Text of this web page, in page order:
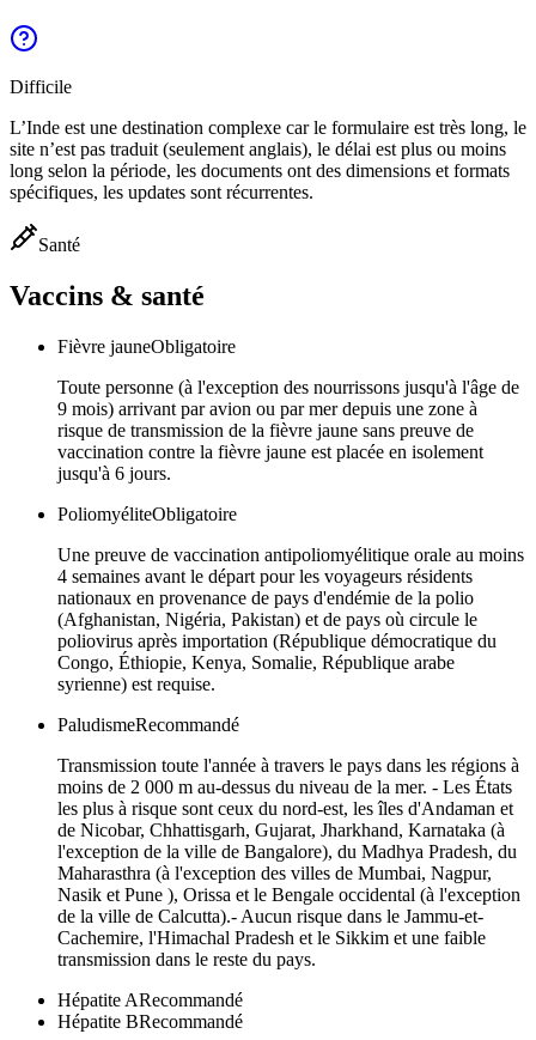
Difficile
L’Inde est une destination complexe car le formulaire est très long, le
site n’est pas traduit (seulement anglais), le délai est plus ou moins
long selon la période, les documents ont des dimensions et formats
spécifiques, les updates sont récurrentes.
Santé
Vaccins & santé
Fièvre jauneObligatoire
Toute personne (à l'exception des nourrissons jusqu'à l'âge de
9 mois) arrivant par avion ou par mer depuis une zone à
risque de transmission de la fièvre jaune sans preuve de
vaccination contre la fièvre jaune est placée en isolement
jusqu'à 6 jours.
PoliomyéliteObligatoire
Une preuve de vaccination antipoliomyélitique orale au moins
4 semaines avant le départ pour les voyageurs résidents
nationaux en provenance de pays d'endémie de la polio
(Afghanistan, Nigéria, Pakistan) et de pays où circule le
poliovirus après importation (République démocratique du
Congo, Éthiopie, Kenya, Somalie, République arabe
syrienne) est requise.
PaludismeRecommandé
Transmission toute l'année à travers le pays dans les régions à
moins de 2 000 m au-dessus du niveau de la mer. - Les États
les plus à risque sont ceux du nord-est, les îles d'Andaman et
de Nicobar, Chhattisgarh, Gujarat, Jharkhand, Karnataka (à
l'exception de la ville de Bangalore), du Madhya Pradesh, du
Maharasthra (à l'exception des villes de Mumbai, Nagpur,
Nasik et Pune ), Orissa et le Bengale occidental (à l'exception
de la ville de Calcutta).- Aucun risque dans le Jammu-et-
Cachemire, l'Himachal Pradesh et le Sikkim et une faible
transmission dans le reste du pays.
Hépatite ARecommandé
Hépatite BRecommandé